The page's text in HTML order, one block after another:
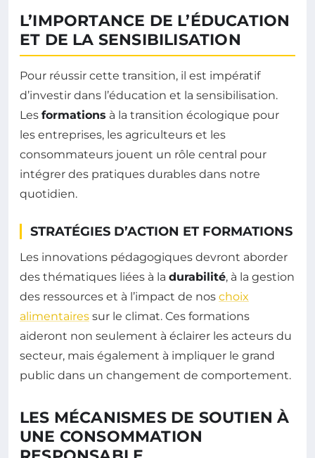
L’IMPORTANCE DE L’ÉDUCATION
ET DE LA SENSIBILISATION
Pour réussir cette transition, il est impératif
d’investir dans l’éducation et la sensibilisation.
Les formations à la transition écologique pour
les entreprises, les agriculteurs et les
consommateurs jouent un rôle central pour
intégrer des pratiques durables dans notre
quotidien.
STRATÉGIES D’ACTION ET FORMATIONS
Les innovations pédagogiques devront aborder
des thématiques liées à la durabilité, à la gestion
des ressources et à l’impact de nos choix
alimentaires sur le climat. Ces formations
aideront non seulement à éclairer les acteurs du
secteur, mais également à impliquer le grand
public dans un changement de comportement.
LES MÉCANISMES DE SOUTIEN À
UNE CONSOMMATION